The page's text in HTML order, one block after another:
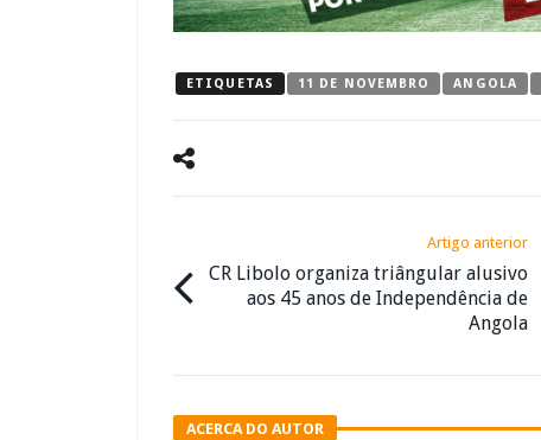
ETIQUETAS 11 DE NOVEMBRO ANGOLA
Artigo anterior
CR Libolo organiza triângular alusivo
aos 45 anos de Independência de
Angola
ACERCA DO AUTOR